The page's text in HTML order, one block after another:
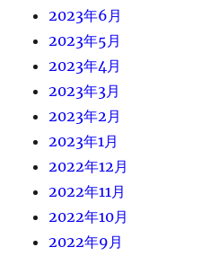
2023年6月
2023年5月
2023年4月
2023年3月
2023年2月
2023年1月
2022年12月
2022年11月
2022年10月
2022年9月